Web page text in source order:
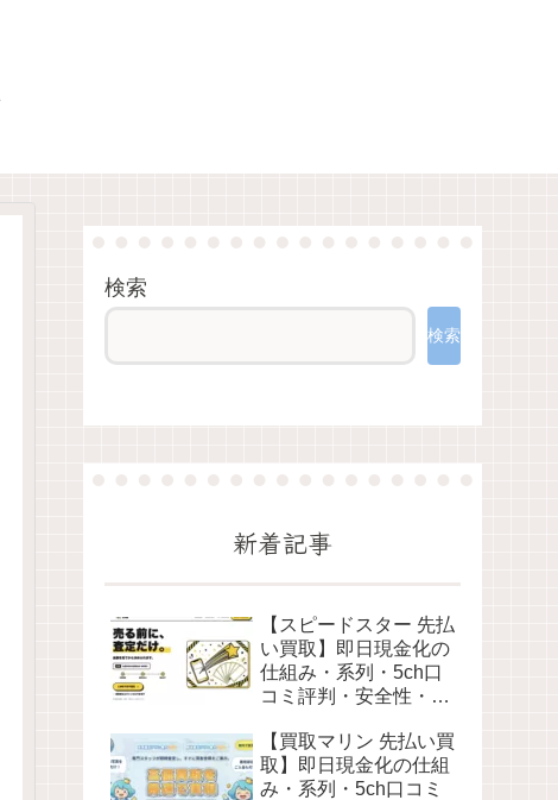
検索
検索
新着記事
【スピードスター 先払
い買取】即日現金化の
仕組み・系列・5ch口
コミ評判・安全性・利
で徹底解説
【買取マリン 先払い買
取】即日現金化の仕組
み・系列・5ch口コミ